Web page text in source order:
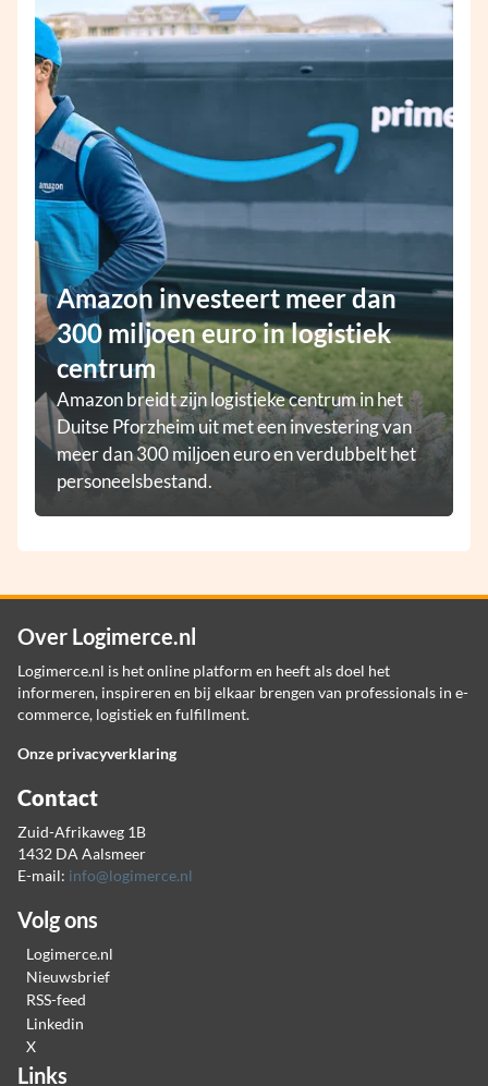
Amazon investeert meer dan
300 miljoen euro in logistiek
centrum
Amazon breidt zijn logistieke centrum in het
Duitse Pforzheim uit met een investering van
meer dan 300 miljoen euro en verdubbelt het
personeelsbestand.
Over Logimerce.nl
Logimerce.nl is het online platform en heeft als doel het
informeren, inspireren en bij elkaar brengen van professionals in e-
commerce, logistiek en fulfillment.
Onze privacyverklaring
Contact
Zuid-Afrikaweg 1B
1432 DA Aalsmeer
E-mail: info@logimerce.nl
Volg ons
Logimerce.nl
Nieuwsbrief
RSS-feed
Linkedin
X
Links